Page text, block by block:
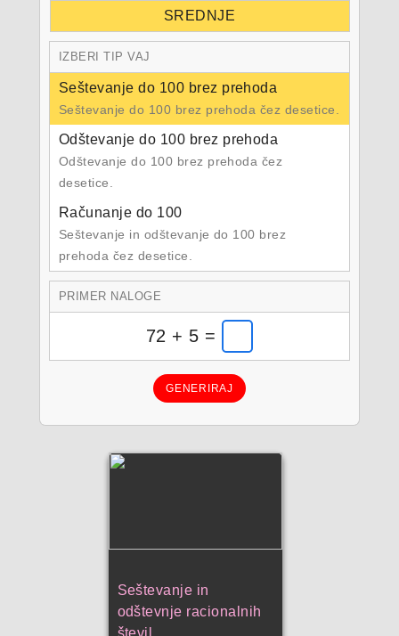
SREDNJE
IZBERI TIP VAJ
Seštevanje do 100 brez prehoda
Seštevanje do 100 brez prehoda čez desetice.
Odštevanje do 100 brez prehoda
Odštevanje do 100 brez prehoda čez
desetice.
Računanje do 100
Seštevanje in odštevanje do 100 brez
prehoda čez desetice.
PRIMER NALOGE
72 + 5 =
GENERIRAJ
Seštevanje in
odštevnje racionalnih
števil